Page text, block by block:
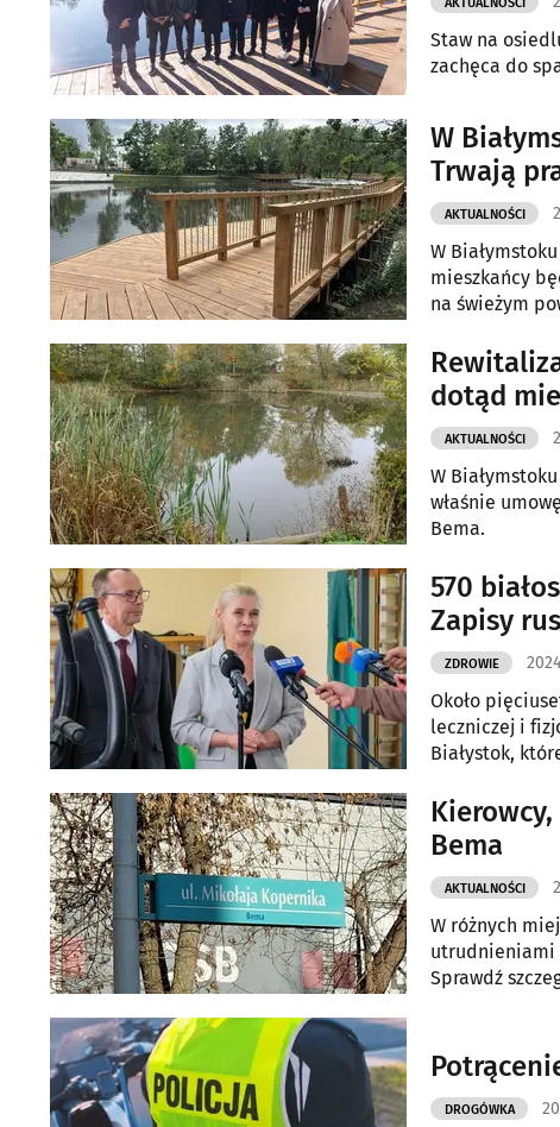
Staw na
zachęca do
W
Trwają
AKTUALNOŚCI
W
mieszkańcy
na świeżym
dotąd
AKTUALNOŚCI
W
właśnie
Bema.
570
Zapisy
ZDROWIE
Około
leczniczej i
Białystok,
Bema
AKTUALNOŚCI
W różnych
utrudnieniami
Sprawdź
DROGÓWKA